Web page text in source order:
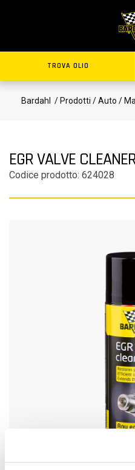
TROVA OLIO
Bardahl / Prodotti / Auto /
EGR VALVE
Codice prodotto: 624028